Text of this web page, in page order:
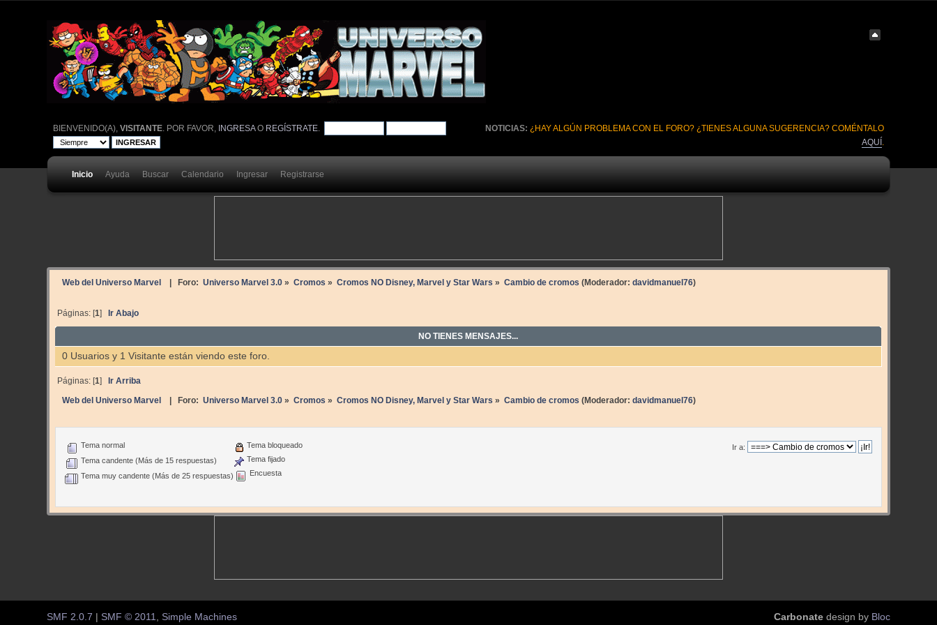
NOTICIAS: ¿HAY ALGÚN PROBLEMA CON EL FORO? ¿TIENES ALGUNA SUGERENCIA? COMÉNTALO
AQUÍ
BIENVENIDO(A), VISITANTE. POR FAVOR, INGRESAO REGÍSTRATE.
Inicio Ayuda Buscar Calendario Ingresar Registrarse
Web del Universo Marvel | Foro: Universo Marvel 3.0» Cromos » Cromos NO Disney, Marvel y Star Wars » Cambio de cromos (Moderador: davidmanuel76)
Páginas: [1] Ir Abajo
NO TIENES MENSAJES...
0 Usuarios y 1 Visitante están viendo este foro.
Páginas: [1] Ir Arriba
Web del Universo Marvel | Foro: Universo Marvel 3.0» Cromos » Cromos NO Disney, Marvel y Star Wars » Cambio de cromos (Moderador: davidmanuel76)
Ir a:
Tema normal
Tema candente (Más de 15 respuestas)
Tema muy candente (Más de 25 respuestas)
Tema bloqueado
Tema fijado
Encuesta
Carbonatedesign by Bloc
SMF 2.0.7 SMF © 2011 Simple Machines